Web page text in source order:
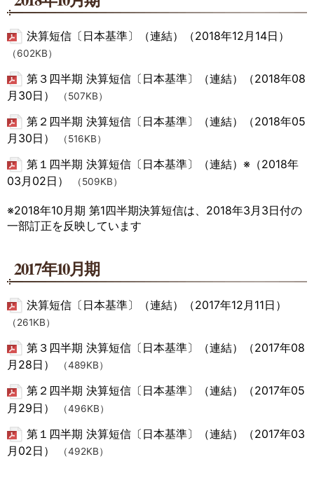
決算短信〔日本基準〕（連結）（2018年12月14日）
（602KB）
第３四半期 決算短信〔日本基準〕（連結）（2018年08
月30日）
（507KB）
第２四半期 決算短信〔日本基準〕（連結）（2018年05
月30日）
（516KB）
第１四半期 決算短信〔日本基準〕（連結）※（2018年
03月02日）
（509KB）
※2018年10月期 第1四半期決算短信は、2018年3月3日付の
一部訂正を反映しています
2017年10月期
決算短信〔日本基準〕（連結）（2017年12月11日）
（261KB）
第３四半期 決算短信〔日本基準〕（連結）（2017年08
月28日）
（489KB）
第２四半期 決算短信〔日本基準〕（連結）（2017年05
月29日）
（496KB）
第１四半期 決算短信〔日本基準〕（連結）（2017年03
月02日）
（492KB）